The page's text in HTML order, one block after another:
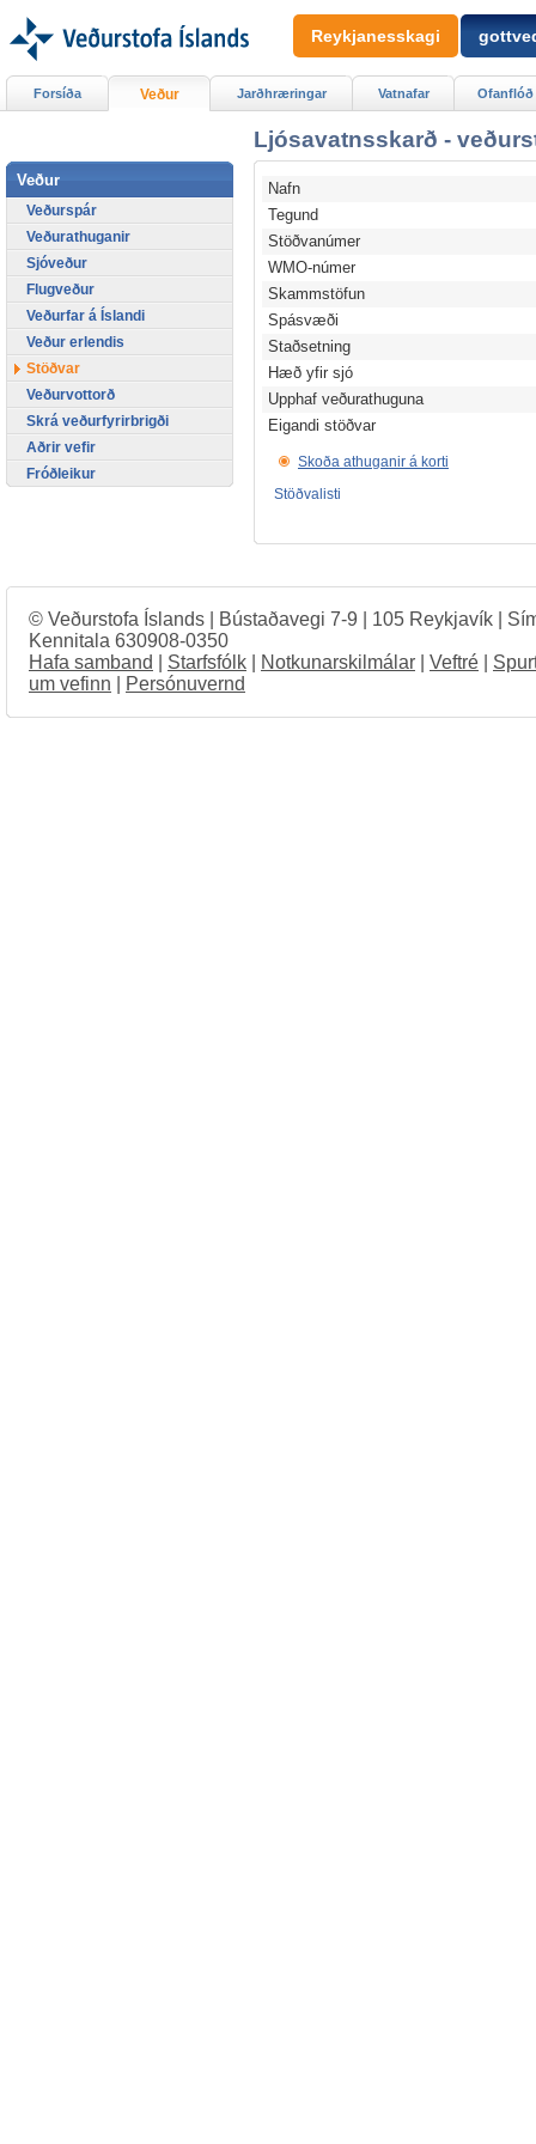
Ljósavatnsskarð -
Nafn
Tegund
Stöðvanúmer
WMO-númer
Skammstöfun
Spásvæði
Staðsetning
Hæð yfir sjó
Upphaf veðurathuguna
Eigandi stöðvar
Skoða athuganir á korti
Stöðvalisti
Forsíða Veður Jarðhræringar Vatnafar Ofanflóð
Veður
Veðurspár
Veðurathuganir
Sjóveður
Flugveður
Veðurfar á Íslandi
Veður erlendis
Stöðvar
Veðurvottorð
Skrá veðurfyrirbrigði
Aðrir vefir
Fróðleikur
Reykjanesskagi
© Veðurstofa Íslands | Bústaðavegi 7-9 | 105 Reykjavík |
Kennitala 630908-0350
Hafa samband
Starfsfólk Notkunarskilmálar Veftré
um vefinn
Persónuvernd